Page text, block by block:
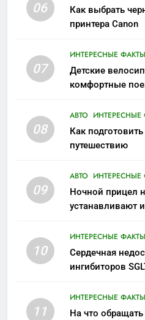
06
Как выбрать
принтера Canon
07
ИНТЕРЕСНЫЕ ФАКТЫ
Детские
комфортные
08
АВТО ИНТЕРЕСНЫЕ
Как
путешествию
09
АВТО ИНТЕРЕСНЫЕ
Ночной прицел
устанавливают
10
ИНТЕРЕСНЫЕ ФАКТЫ
Сердечная
ингибиторов
11
ИНТЕРЕСНЫЕ ФАКТЫ
На что